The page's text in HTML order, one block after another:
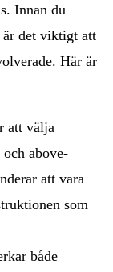
Innan du
är det viktigt att
Här är
att välja
above-
att vara
som
både